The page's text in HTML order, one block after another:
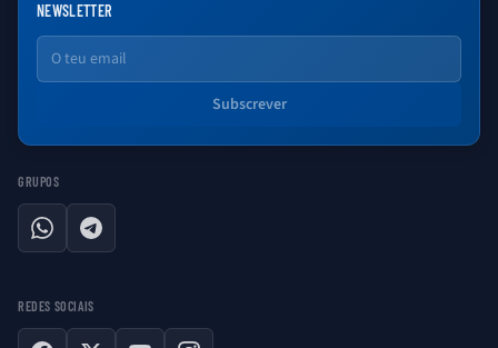
NEWSLETTER
Email
Subscrever
GRUPOS
WhatsAppTelegram
REDES SOCIAIS